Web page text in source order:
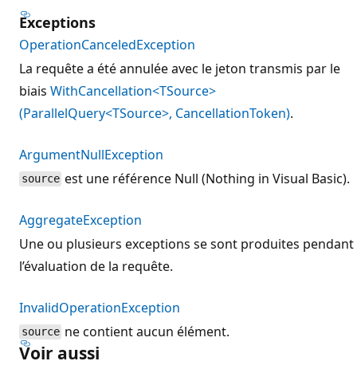
Exceptions
OperationCanceledException
La requête a été annulée avec le jeton transmis par le
biais WithCancellation<TSource>
(ParallelQuery<TSource>, CancellationToken).
ArgumentNullException
source est une référence Null (Nothing in Visual Basic).
AggregateException
Une ou plusieurs exceptions se sont produites pendant
l’évaluation de la requête.
InvalidOperationException
source ne contient aucun élément.
Voir aussi